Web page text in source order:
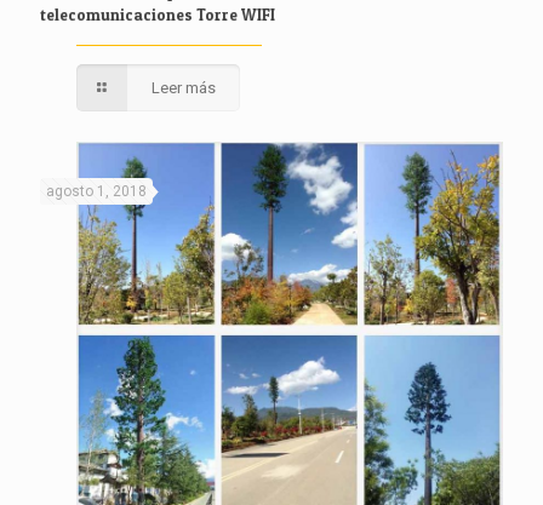
telecomunicaciones Torre WIFI
Leer más
agosto 1, 2018